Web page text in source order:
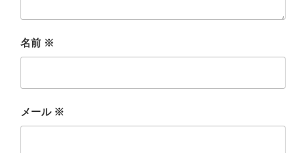
名前 ※
メール ※